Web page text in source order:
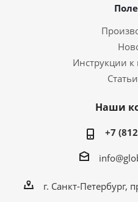
Инструкции к
Наши
+7
г. Санкт-Петербург,